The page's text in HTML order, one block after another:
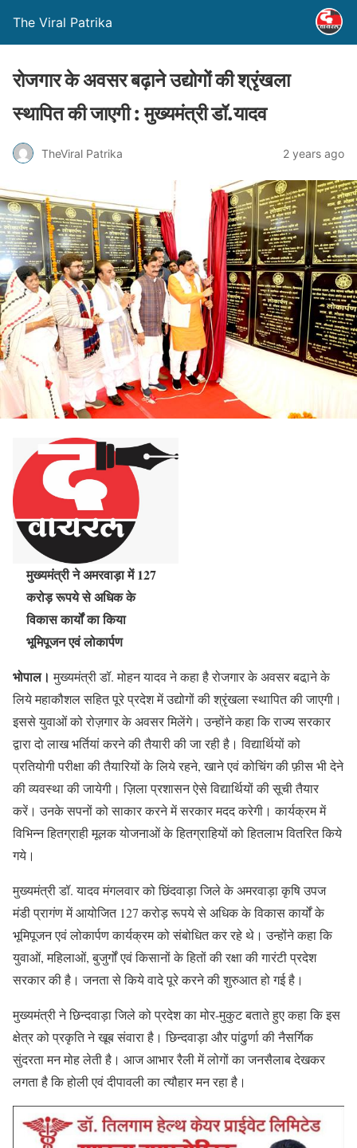
The Viral Patrika
रोजगार के अवसर बढ़ाने उद्योगों की श्रृंखला
स्थापित की जाएगी : मुख्यमंत्री डॉ.यादव
TheViral Patrika 2 years ago
मुख्यमंत्री ने अमरवाड़ा में 127
करोड़ रूपये से अधिक के
विकास कार्यों का किया
भूमिपूजन एवं लोकार्पण
भोपाल। मुख्यमंत्री डॉ. मोहन यादव ने कहा है रोजगार के अवसर बढा़ने के
लिये महाकौशल सहित पूरे प्रदेश में उद्योगों की श्रृंखला स्थापित की जाएगी।
इससे युवाओं को रोज़गार के अवसर मिलेंगे। उन्होंने कहा कि राज्य सरकार
द्वारा दो लाख भर्तियां करने की तैयारी की जा रही है। विद्यार्थियों को
प्रतियोगी परीक्षा की तैयारियों के लिये रहने, खाने एवं कोचिंग की फ़ीस भी देने
की व्यवस्था की जायेगी। ज़िला प्रशासन ऐसे विद्यार्थियों की सूची तैयार
करें। उनके सपनों को साकार करने में सरकार मदद करेगी। कार्यक्रम में
विभिन्न हितग्राही मूलक योजनाओं के हितग्राहियों को हितलाभ वितरित किये
गये।
मुख्यमंत्री डॉ. यादव मंगलवार को छिंदवाड़ा जिले के अमरवाड़ा कृषि उपज
मंडी प्रागंण में आयोजित 127 करोड़ रूपये से अधिक के विकास कार्यों के
भूमिपूजन एवं लोकार्पण कार्यक्रम को संबोधित कर रहे थे। उन्होंने कहा कि
युवाओं, महिलाओं, बुजुर्गों एवं किसानों के हितों की रक्षा की गारंटी प्रदेश
सरकार की है। जनता से किये वादे पूरे करने की शुरुआत हो गई है।
मुख्यमंत्री ने छिन्दवाड़ा जिले को प्रदेश का मोर-मुकुट बताते हुए कहा कि इस
क्षेत्र को प्रकृति ने खूब संवारा है। छिन्दवाड़ा और पांढुर्णा की नैसर्गिक
सुंदरता मन मोह लेती है। आज आभार रैली में लोगों का जनसैलाब देखकर
लगता है कि होली एवं दीपावली का त्यौहार मन रहा है।